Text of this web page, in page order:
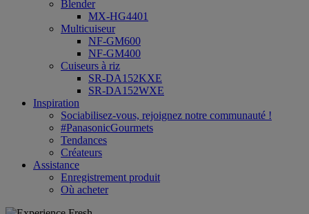
Blender
MX-HG4401
Multicuiseur
NF-GM600
NF-GM400
Cuiseurs à riz
SR-DA152KXE
SR-DA152WXE
Inspiration
Sociabilisez-vous, rejoignez notre communauté !
#PanasonicGourmets
Tendances
Créateurs
Assistance
Enregistrement produit
Où acheter